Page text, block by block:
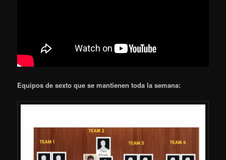
Equipos de sexto que se mantienen toda la semana: